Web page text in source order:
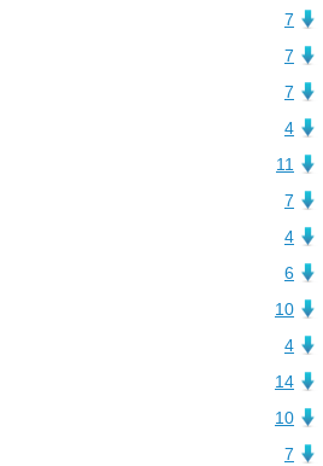
7
7
7
4
11
7
4
6
10
4
14
10
7